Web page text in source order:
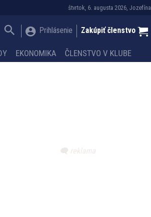
štvrtok, 6. augusta 2026, Jozefína
Prihlásenie Zakúpiť členstvo
EKONOMIKA ČLENSTVO V KLUBE